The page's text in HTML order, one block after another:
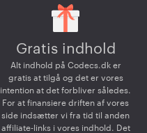
Gratis indhold
Alt indhold på Codecs.dk er
gratis at tilgå og det er vores
intention at det forbliver således.
For at finansiere driften af vores
side indsætter vi fra tid til anden
affiliate-links i vores indhold. Det